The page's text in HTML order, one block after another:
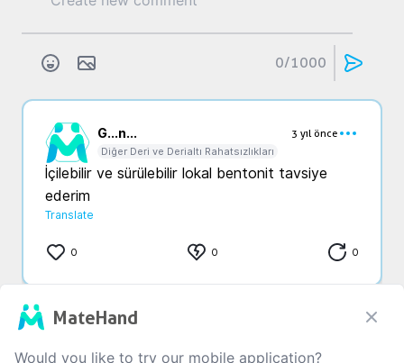
0/1000
G...n...
3 yıl önce
Diğer Deri ve Derialtı Rahatsızlıkları
İçilebilir ve sürülebilir lokal bentonit tavsiye
ederim
Translate
0 0 0
MateHand
Would you like to try our mobile application?